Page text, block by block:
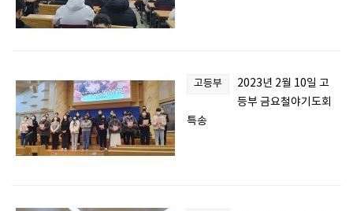
고등부
2023년 2월 10일 고
등부 금요철야기도회
특송